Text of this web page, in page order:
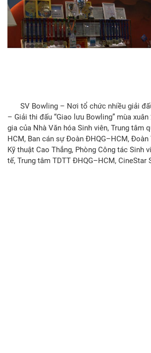
SV Bowling – Nơi tổ chức nhiều giải
– Giải thi đấu “Giao lưu Bowling” mùa
gia của Nhà Văn hóa Sinh viên, Trung tâm
HCM, Ban cán sự Đoàn ĐHQG–HCM, Đoàn
Kỹ thuật Cao Thắng, Phòng Công tác Sinh
tế, Trung tâm TDTT ĐHQG–HCM, CineStar